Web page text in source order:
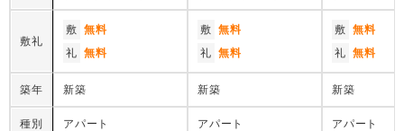
敷礼
敷 無料
礼 無料
敷 無料
礼 無料
敷 無料
礼 無料
築年 新築 新築 新築
種別 アパート アパート アパート